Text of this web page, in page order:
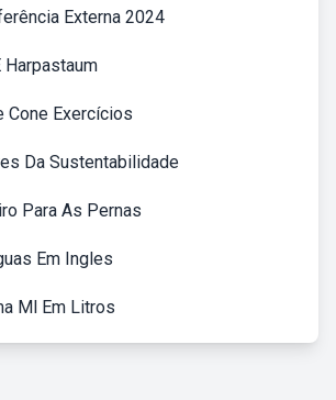
Externa 2024
Harpastaum
Cone Exercícios
Da Sustentabilidade
Para As Pernas
Em Ingles
Ml Em Litros